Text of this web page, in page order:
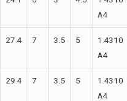
А4
27.4 7 3.5 5
1.4310
А4
29.4 7 3.5 5
1.4310
А4